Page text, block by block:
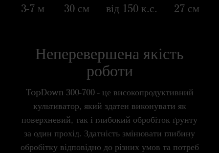
3-7 м 30 см від 150 к.с. 27 см
Неперевершена якість
роботи
TopDown 300-700 - це високопродуктивний
культиватор, який здатен виконувати як
поверхневий, так і глибокий обробіток ґрунту
за один прохід. Здатність змінювати глибину
обробітку відповідно до різних умов та потреб